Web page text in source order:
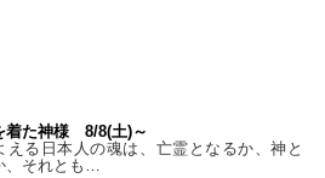
着た神様 8/8(土)～
える日本人の魂は、亡霊となるか、神と
、それとも…